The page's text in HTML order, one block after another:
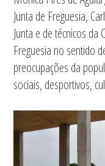
Junta de Freguesia,
Junta e de técnicos da
Freguesia no sentido
preocupações da
sociais, desportivos,